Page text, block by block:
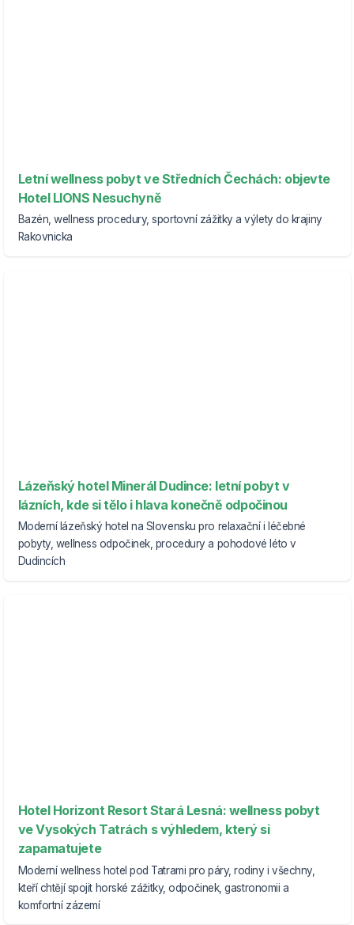
Letní wellness pobyt ve Středních Čechách: objevte
Hotel LIONS Nesuchyně
Bazén, wellness procedury, sportovní zážitky a výlety do krajiny
Rakovnicka
Lázeňský hotel Minerál Dudince: letní pobyt v
lázních, kde si tělo i hlava konečně odpočinou
Moderní lázeňský hotel na Slovensku pro relaxační i léčebné
pobyty, wellness odpočinek, procedury a pohodové léto v
Dudincích
Hotel Horizont Resort Stará Lesná: wellness pobyt
ve Vysokých Tatrách s výhledem, který si
zapamatujete
Moderní wellness hotel pod Tatrami pro páry, rodiny i všechny,
kteří chtějí spojit horské zážitky, odpočinek, gastronomii a
komfortní zázemí